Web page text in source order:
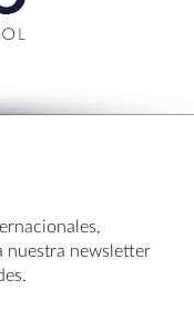
nuestra newsletter